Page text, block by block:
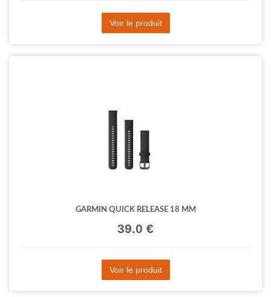
Voir le produit
GARMIN QUICK RELEASE 18 MM
39.0 €
Voir le produit